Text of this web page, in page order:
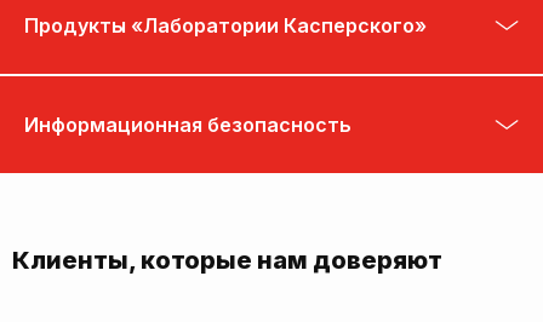
Продукты «Лаборатории Касперского»
Информационная безопасность
Клиенты, которые нам доверяют